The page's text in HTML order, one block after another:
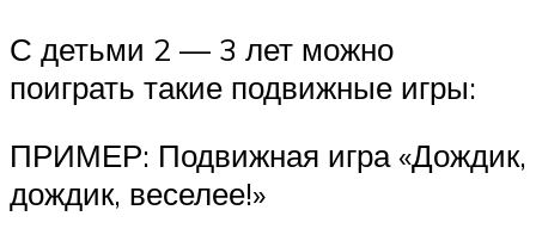
С детьми 2 — 3 лет можно
поиграть такие подвижные игры:
ПРИМЕР: Подвижная игра «Дождик,
дождик, веселее!»